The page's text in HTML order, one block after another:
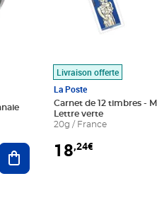
Ajouter au panier
Livraison offerte
La Poste
Carnet de 12 timbres -
Lettre verte
20g / France
18,24€